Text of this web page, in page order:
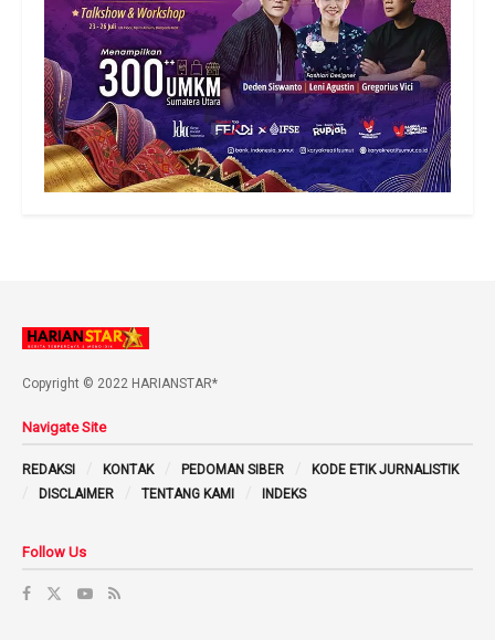
Copyright © 2022 HARIANSTAR*
Navigate Site
REDAKSI KONTAK PEDOMAN SIBER
KODE ETIK JURNALISTIK
DISCLAIMER
TENTANG KAMI INDEKS
Follow Us